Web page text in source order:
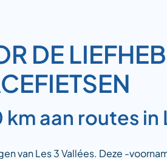
DE
aan routes in
van Les 3 Vallées. Deze -